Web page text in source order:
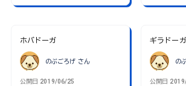
ホバドーガ
のぶごろげ さん
公開日 2019/06/25
ギラドー
の
公開日